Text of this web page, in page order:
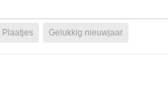
Plaatjes Gelukkig nieuwjaar